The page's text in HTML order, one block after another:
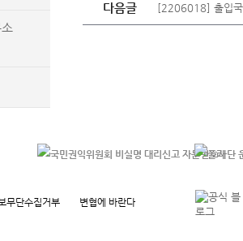
다음글 [2206018] 출입국
무단수집거부
변협에 바란다